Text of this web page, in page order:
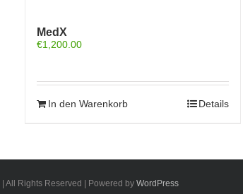
MedX
€1,200.00
In den Warenkorb Details
| All Rights Reserved | Powered by WordPress